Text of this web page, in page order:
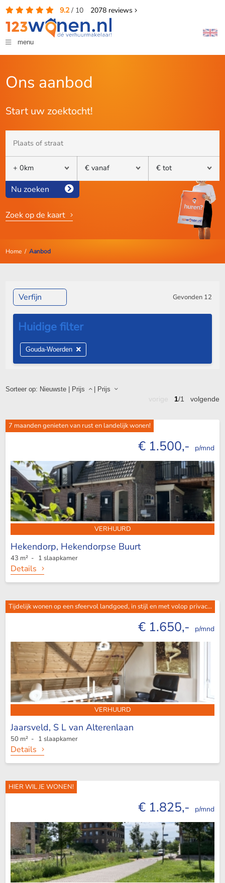
9.2/ 10 2078reviews
menu
Ons aanbod
Start uw zoektocht!
Nu zoeken
Zoek op de kaart
Home/ Aanbod
Sorteer op: Nieuwste| Prijs | Prijs
1/1volgende
7 maanden genieten van rust en landelijk wonen!
€ 1.500,- p/mnd
VERHUURD
Hekendorp, Hekendorpse Buurt
43 m² - 1 slaapkamer
Details
Tijdelijk wonen op een sfeervol landgoed, in stijl en met volop privac...
€ 1.650,- p/mnd
VERHUURD
Jaarsveld, S L van Alterenlaan
50 m² - 1 slaapkamer
Details
HIER WIL JE WONEN!
€ 1.825,- p/mnd
Verfijn Gevonden 12
Gouda-Woerden